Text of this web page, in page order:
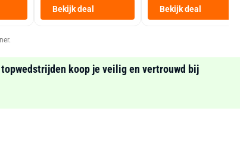
Heteluchtfriteuse
Zwart
Bekijk deal Bekijk deal
koop je veilig en vertrouwd bij